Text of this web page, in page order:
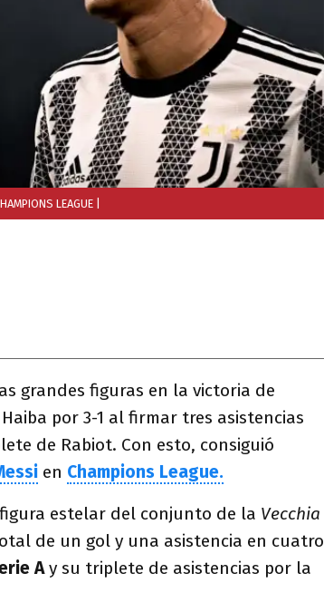
LEAGUE
grandes figuras en la victoria de
por 3-1 al firmar tres asistencias
de Rabiot. Con esto, consiguió
en Champions League.
estelar del conjunto de la Vecchia
de un gol y una asistencia en cuatro
Ay su triplete de asistencias por la